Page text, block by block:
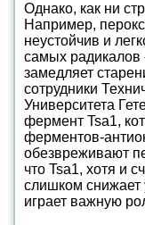
Однако, как ни
Например,
неустойчив и
самых радикалов
замедляет
сотрудники
Университета
фермент Tsa1,
ферментов-
обезвреживают
что Tsa1, хотя и
слишком снижает
играет важную